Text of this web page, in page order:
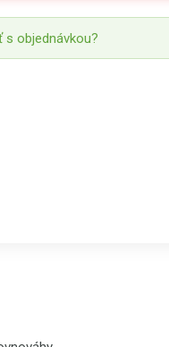
objednávkou?